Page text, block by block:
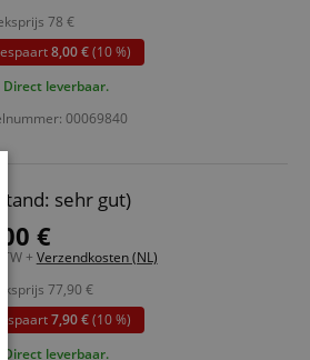
78 €
8,00 €(10 %)
Direct leverbaar.
00069840
sehr gut)
€
+ Verzendkosten (NL)
77,90 €
7,90 €(10 %)
Direct leverbaar.